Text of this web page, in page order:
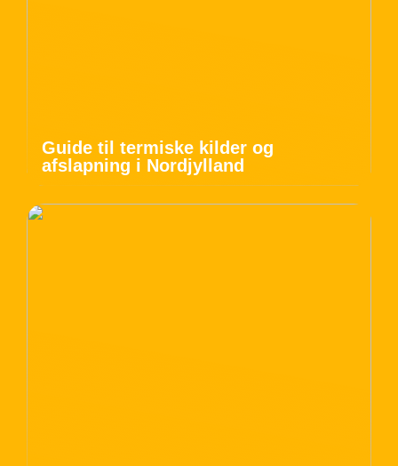
Guide til termiske kilder og
afslapning i Nordjylland